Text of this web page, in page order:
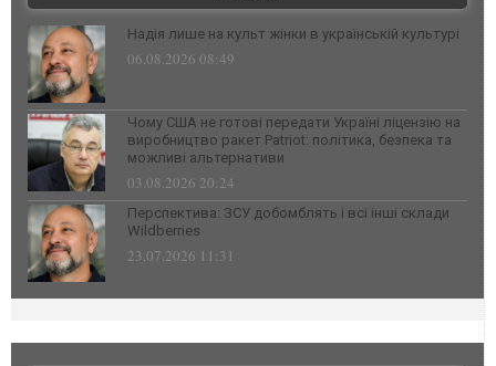
Надія лише на культ жінки в українській культурі
06.08.2026 08:49
Чому США не готові передати Україні ліцензію на
виробництво ракет Patriot: політика, безпека та
можливі альтернативи
03.08.2026 20:24
Перспектива: ЗСУ добомблять і всі інші склади
Wildberries
23.07.2026 11:31